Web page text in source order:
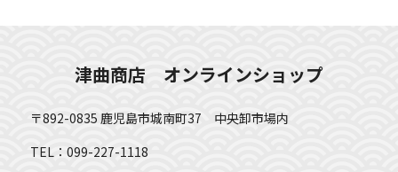
津曲商店 オンラインショップ
〒892-0835 鹿児島市城南町37 中央卸市場内
TEL：099-227-1118